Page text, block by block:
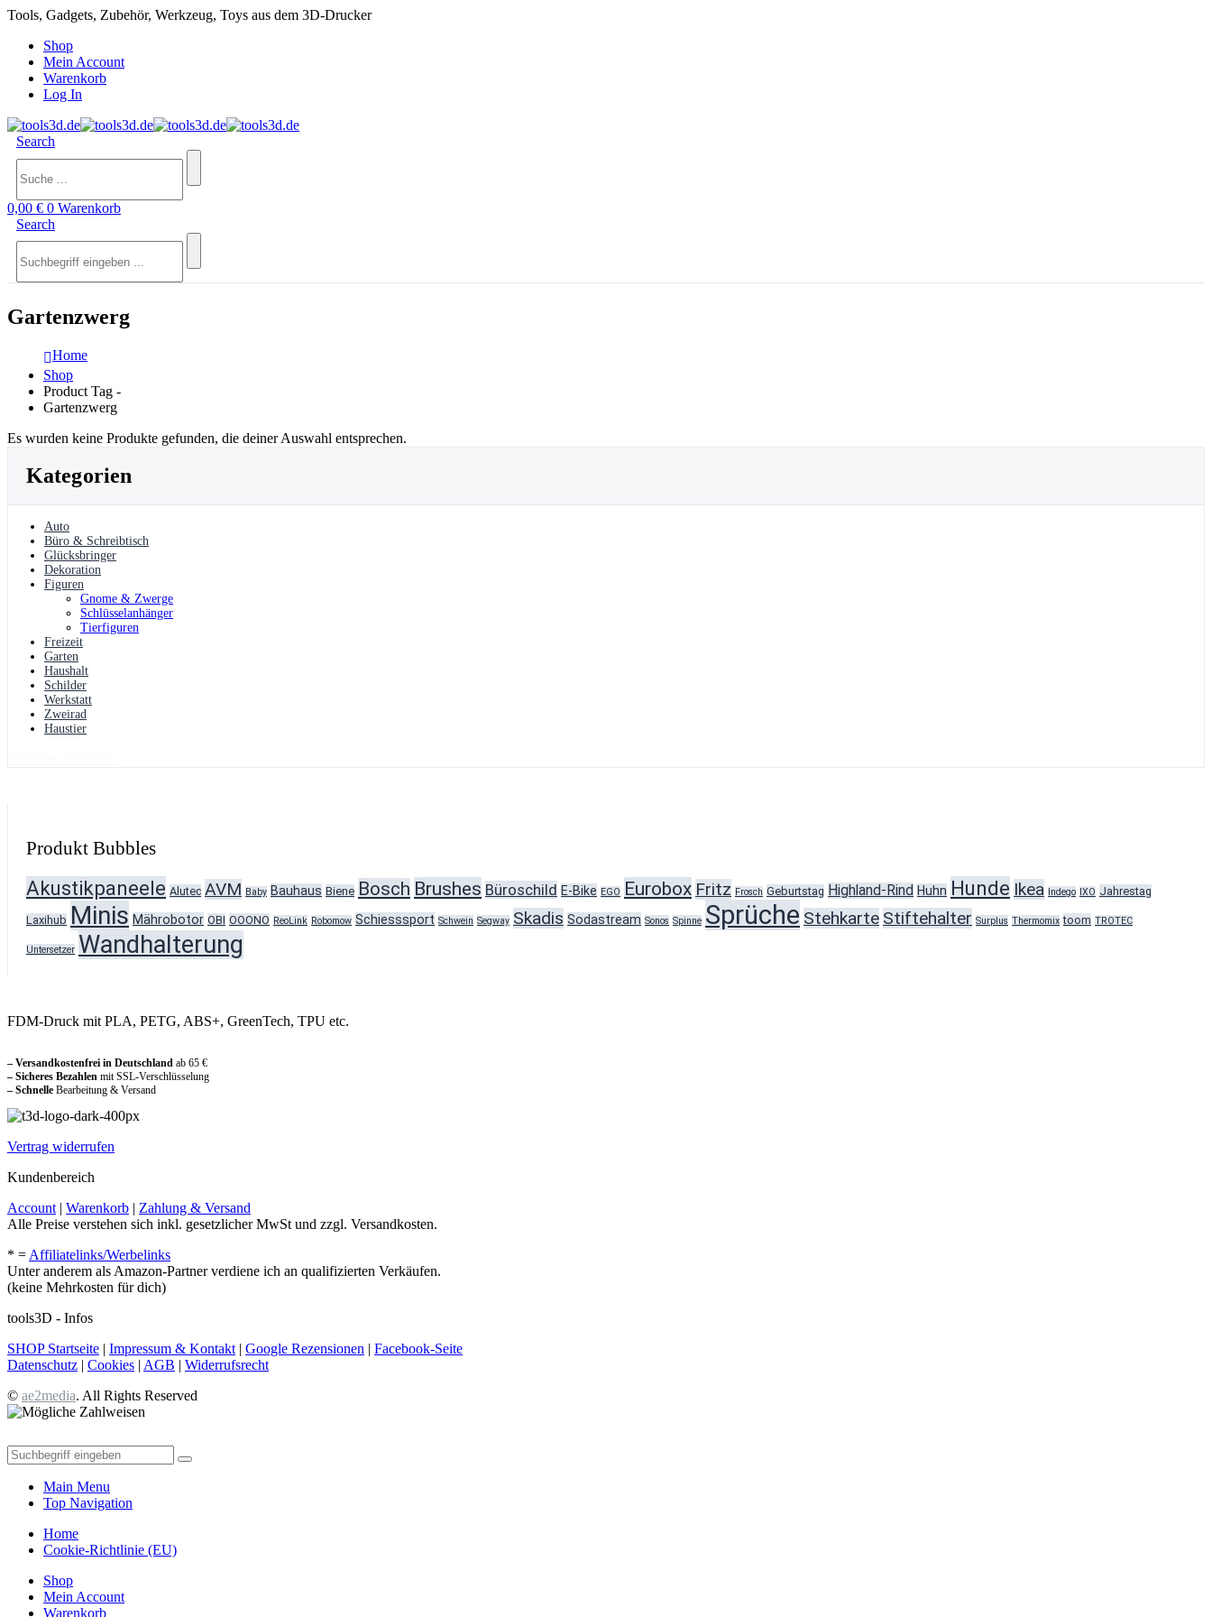
Tools, Gadgets, Zubehör, Werkzeug, Toys aus dem 3D-Drucker
Shop
Mein Account
Warenkorb
Log In
Search
0,00 € 0 Warenkorb
Search
Gartenzwerg
Home
Shop
Product Tag -
Gartenzwerg
Es wurden keine Produkte gefunden, die deiner Auswahl entsprechen.
Kategorien
Auto
Büro & Schreibtisch
Glücksbringer
Dekoration
Figuren
Gnome & Zwerge
Schlüsselanhänger
Tierfiguren
Freizeit
Garten
Haushalt
Schilder
Werkstatt
Zweirad
Haustier
Produkt Bubbles
Akustikpaneele Alutec AVM Baby Bauhaus Biene Bosch Brushes Büroschild E-Bike EGO Eurobox Fritz Frosch Geburtstag Highland-Rind Huhn Hunde Ikea Indego IXO Jahrestag
Laxihub Minis Mährobotor OBI OOONO ReoLink Robomow Schiesssport Schwein Segway Skadis Sodastream Sonos Spinne Sprüche Stehkarte Stiftehalter Surplus Thermomix toom TROTEC
Untersetzer Wandhalterung
FDM-Druck mit PLA, PETG, ABS+, GreenTech, TPU etc.
– Versandkostenfrei in Deutschland ab 65 €
– Sicheres Bezahlen mit SSL-Verschlüsselung
– Schnelle Bearbeitung & Versand
Vertrag widerrufen
Kundenbereich
Account | Warenkorb | Zahlung & Versand
Alle Preise verstehen sich inkl. gesetzlicher MwSt und zzgl. Versandkosten.
* = Affiliatelinks/Werbelinks
Unter anderem als Amazon-Partner verdiene ich an qualifizierten Verkäufen.
(keine Mehrkosten für dich)
tools3D - Infos
SHOP Startseite | Impressum & Kontakt | Google Rezensionen | Facebook-Seite
Datenschutz | Cookies | AGB | Widerrufsrecht
© ae2media. All Rights Reserved
Main Menu
Top Navigation
Home
Cookie-Richtlinie (EU)
Shop
Mein Account
Warenkorb